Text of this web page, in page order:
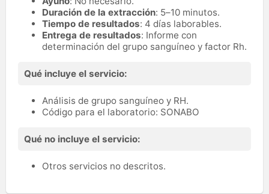
Duración de la extracción: 5–10 minutos.
Tiempo de resultados: 4 días laborables.
Entrega de resultados: Informe con
determinación del grupo sanguíneo y factor Rh.
Qué incluye el servicio:
Análisis de grupo sanguíneo y RH.
Código para el laboratorio: SONABO
Qué no incluye el servicio:
Otros servicios no descritos.